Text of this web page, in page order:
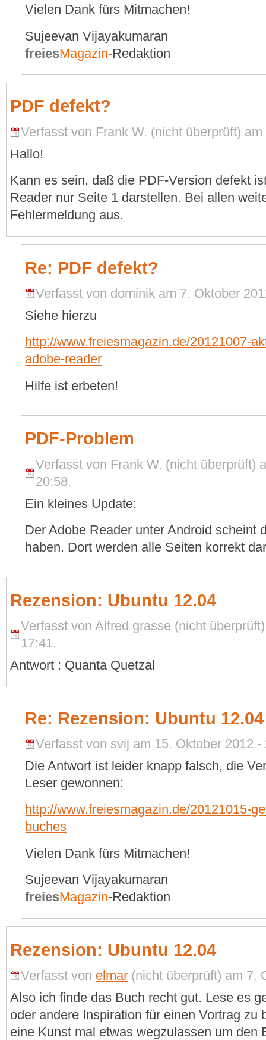
Vielen Dank fürs Mitmachen!
Sujeevan Vijayakumaran
freiesMagazin-Redaktion
PDF defekt?
Verfasst von Frank W. (nicht überprüft)
Hallo!
Kann es sein, daß die PDF-Version defekt
Reader nur Seite 1 darstellen. Bei allen
Fehlermeldung aus.
Re: PDF defekt?
Verfasst von dominik am 7. Oktober
Siehe hierzu
http://www.freiesmagazin.de/20121007-
adobe-reader
Hilfe ist erbeten!
PDF-Problem
Verfasst von Frank W. (nicht überprüft)
20:58.
Ein kleines Update:
Der Adobe Reader unter Android scheint
haben. Dort werden alle Seiten korrekt
Rezension: Ubuntu 12.04
Verfasst von Alfred grasse (nicht
17:41.
Antwort : Quanta Quetzal
Re: Rezension: Ubuntu 12.04
Verfasst von svij am 15. Oktober 2012 -
Die Antwort ist leider knapp falsch, die
Leser gewonnen:
http://www.freiesmagazin.de/20121015-
buches
Vielen Dank fürs Mitmachen!
Sujeevan Vijayakumaran
freiesMagazin-Redaktion
Rezension: Ubuntu 12.04
Verfasst von elmar (nicht überprüft) am 7.
Also ich finde das Buch recht gut. Lese es
oder andere Inspiration für einen Vortrag zu
eine Kunst mal etwas wegzulassen um den